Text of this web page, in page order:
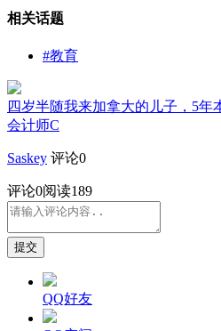
相关话题
#教育
四岁半随我来加拿大的儿子，5年
会计师C
Saskey 评论0
评论0阅读189
提交
QQ好友